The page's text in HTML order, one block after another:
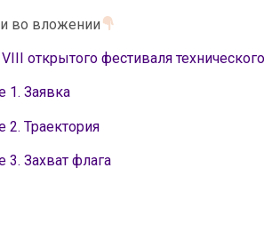
во вложении
открытого фестиваля
1. Заявка
Траектория
Захват флага